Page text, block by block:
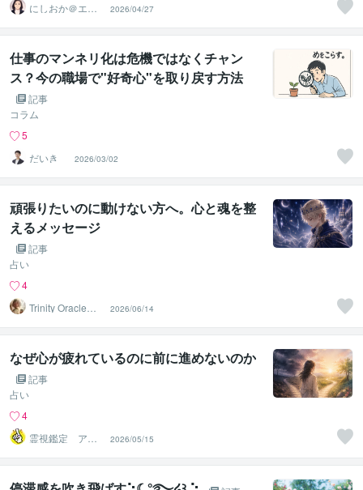
にしおか＠エン
パワメントカウ
ンセラー
2026/04/27
仕事のマンネリ化は危機ではなくチャン
ス？今の職場で"好奇心"を取り戻す方法
記事
コラム
5
だいき
2026/03/02
頑張りたいのに動けない方へ。心と魂を整
えるメッセージ
記事
占い
4
Trinity Oracle☽
2026/06/14
なぜ心が疲れているのに前に進めないのか
記事
占い
4
霊視鑑定 アキ
ラ
2026/05/15